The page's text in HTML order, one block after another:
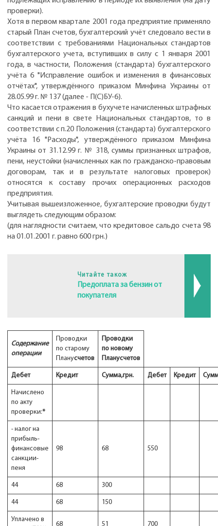
проверки).
Хотя в первом квартале 2001 года предприятие применяло
старый План счетов, бухгалтерский учёт следовало вести в
соответствии с требованиями Национальных стандартов
бухгалтерского учета, вступивших в силу с 1 января 2001
года, в частности, Положения (стандарта) бухгалтерского
учёта 6 "Исправление ошибок и изменения в финансовых
отчётах", утверждённого приказом Минфина Украины от
28.05.99 г. № 137 (далее - П(С)БУ-6).
Что касается отражения в бухучете начисленных штрафных
санкций и пени в свете Национальных стандартов, то в
соответствии с п.20 Положения (стандарта) бухгалтерского
учёта 16 "Расходы", утверждённого приказом Минфина
Украины от 31.12.99 г. № 318, суммы признанных штрафов,
пени, неустойки (начисленных как по гражданско-правовым
договорам, так и в результате налоговых проверок)
относятся к составу прочих операционных расходов
предприятия.
Учитывая вышеизложенное, бухгалтерские проводки будут
выглядеть следующим образом:
(для наглядности считаем, что кредитовое сальдо счета 98
на 01.01.2001 г. равно 600 грн.)
Читайте також
Предоплата за бензин от
покупателя
Содержание
операции
Проводки
по старому
Планусчетов
Проводки
по новому
Планусчетов
Дебет Кредит Сумма,грн. Дебет Кредит
Начислено
по акту
проверки:*
- налог на
прибыль-
финансовые
санкции-
пеня
98 68 550
44 68 300
44 68 150
Уплачено в
68 51 700